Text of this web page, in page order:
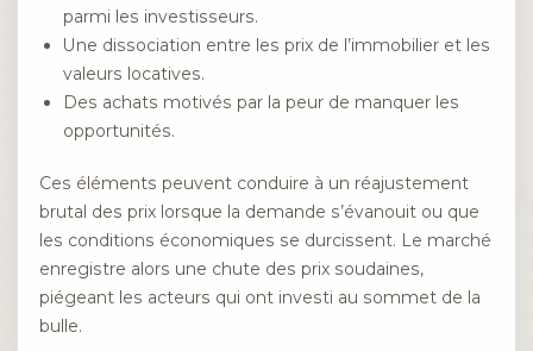
parmi les investisseurs.
Une dissociation entre les prix de l’immobilier et les
valeurs locatives.
Des achats motivés par la peur de manquer les
opportunités.
Ces éléments peuvent conduire à un réajustement
brutal des prix lorsque la demande s’évanouit ou que
les conditions économiques se durcissent. Le marché
enregistre alors une chute des prix soudaines,
piégeant les acteurs qui ont investi au sommet de la
bulle.